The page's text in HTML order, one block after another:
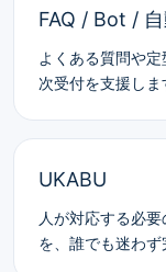
FAQ / Bot /
よくある質問や
次受付を支援しま
UKABU
人が対応する必
を、誰でも迷わず